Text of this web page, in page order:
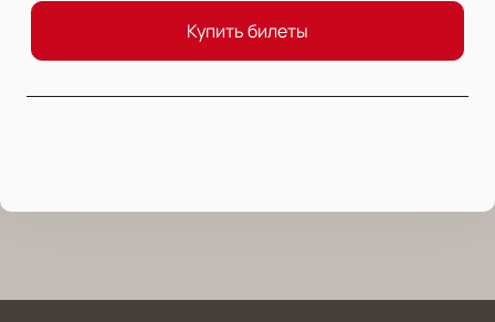
Купить билеты